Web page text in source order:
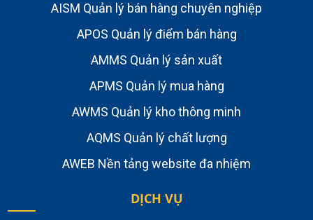
AISM Quản lý bán hàng chuyên nghiệp
APOS Quản lý điểm bán hàng
AMMS Quản lý sản xuất
APMS Quản lý mua hàng
AWMS Quản lý kho thông minh
AQMS Quản lý chất lượng
AWEB Nền tảng website đa nhiệm
DỊCH VỤ